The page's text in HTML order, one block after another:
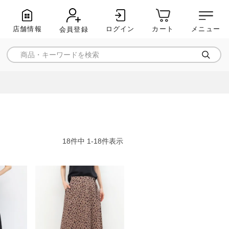
店舗情報 会員登録 ログイン カート メニュー
18件中 1-18件表示